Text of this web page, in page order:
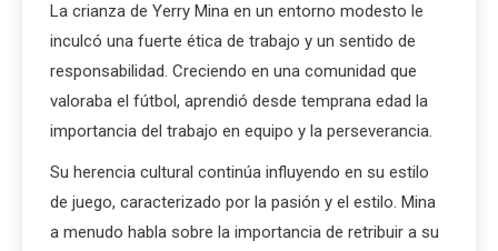
La crianza de Yerry Mina en un entorno modesto le
inculcó una fuerte ética de trabajo y un sentido de
responsabilidad. Creciendo en una comunidad que
valoraba el fútbol, aprendió desde temprana edad la
importancia del trabajo en equipo y la perseverancia.
Su herencia cultural continúa influyendo en su estilo
de juego, caracterizado por la pasión y el estilo. Mina
a menudo habla sobre la importancia de retribuir a su